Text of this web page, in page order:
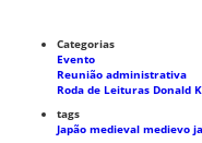
Categorias
Evento
Reunião administrativa
Roda de Leituras Donald
tags
Japão medievalmedievo